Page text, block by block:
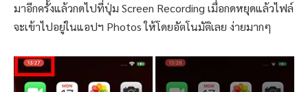
มาอีกครั้งแล้วกดไปที่ปุ่ม Screen Recording เมื่อกดหยุดแล้วไฟล์
จะเข้าไปอยู่ในแอปฯ Photos ให้โดยอัตโนมัติเลย ง่ายมากๆ